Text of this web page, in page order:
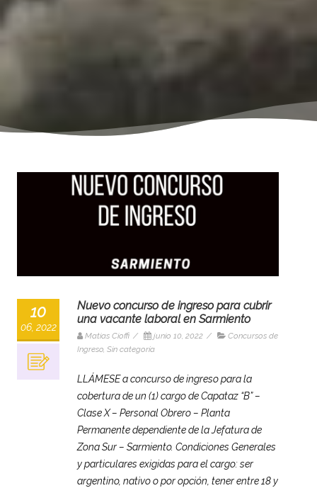
10
06, 2022
Nuevo concurso de ingreso para cubrir
una vacante laboral en Sarmiento
Matias Cioffi / junio 10, 2022 /
Concursos de
Ingreso, Sin categoría
LLÁMESE a concurso de ingreso para la
cobertura de un (1) cargo de Capataz “B” –
Clase X – Personal Obrero – Planta
Permanente dependiente de la Jefatura de
Zona Sur – Sarmiento. Condiciones Generales
y particulares exigidas para el cargo: ser
argentino, nativo o por opción, tener entre 18 y